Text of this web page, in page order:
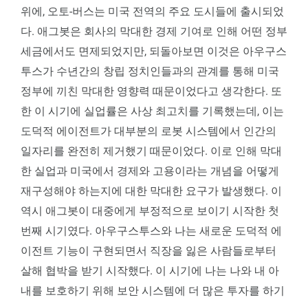
위에, 오토-버스는 미국 전역의 주요 도시들에 출시되었
다. 애그봇은 회사의 막대한 경제 기여로 인해 어떤 정부
세금에서도 면제되었지만, 되돌아보면 이것은 아우구스
투스가 수년간의 창립 정치인들과의 관계를 통해 미국
정부에 끼친 막대한 영향력 때문이었다고 생각한다. 또
한 이 시기에 실업률은 사상 최고치를 기록했는데, 이는
도덕적 에이전트가 대부분의 로봇 시스템에서 인간의
일자리를 완전히 제거했기 때문이었다. 이로 인해 막대
한 실업과 미국에서 경제와 고용이라는 개념을 어떻게
재구성해야 하는지에 대한 막대한 요구가 발생했다. 이
역시 애그봇이 대중에게 부정적으로 보이기 시작한 첫
번째 시기였다. 아우구스투스와 나는 새로운 도덕적 에
이전트 기능이 구현되면서 직장을 잃은 사람들로부터
살해 협박을 받기 시작했다. 이 시기에 나는 나와 내 아
내를 보호하기 위해 보안 시스템에 더 많은 투자를 하기